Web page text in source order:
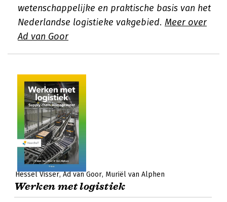
wetenschappelijke en praktische basis van het
Nederlandse logistieke vakgebied. Meer over
Ad van Goor
Hessel Visser Ad van Goor Muriël van Alphen
Werken met logistiek